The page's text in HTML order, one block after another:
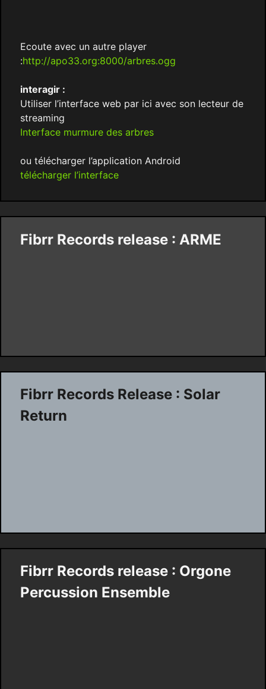
Ecoute avec un autre player
:http://apo33.org:8000/arbres.ogg
interagir :
Utiliser l’interface web par ici avec son lecteur de
streaming
Interface murmure des arbres
ou télécharger l’application Android
télécharger l’interface
Fibrr Records release : ARME
Fibrr Records Release : Solar
Return
Fibrr Records release : Orgone
Percussion Ensemble